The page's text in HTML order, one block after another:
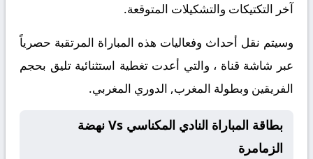
آخر التكتيكات والتشكيلات المتوقعة.
​وسيتم نقل أحداث وفعاليات هذه المباراة المرتقبة حصرياً
عبر شاشة قناة ، والتي أعدت تغطية استثنائية تليق بحجم
الفريقين وبطولة المغرب, الدوري المغربي.
بطاقة المباراة النادي المكناسي Vs نهضة
الزمامرة